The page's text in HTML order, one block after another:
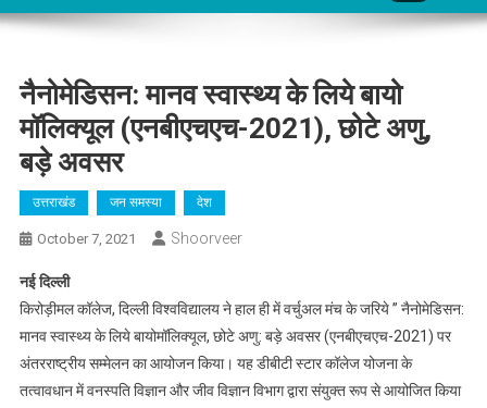
नैनोमेडिसन: मानव स्वास्थ्य के लिये बायो
मॉलिक्यूल (एनबीएचएच-2021), छोटे अणु,
बड़े अवसर
उत्तराखंड जन समस्या देश
October 7, 2021 Shoorveer
नई दिल्ली
किरोड़ीमल कॉलेज, दिल्ली विश्वविद्यालय ने हाल ही में वर्चुअल मंच के जरिये ” नैनोमेडिसन:
मानव स्वास्थ्य के लिये बायोमॉलिक्यूल, छोटे अणु: बड़े अवसर (एनबीएचएच-2021) पर
अंतरराष्ट्रीय सम्मेलन का आयोजन किया। यह डीबीटी स्टार कॉलेज योजना के
तत्वावधान में वनस्पति विज्ञान और जीव विज्ञान विभाग द्वारा संयुक्त रूप से आयोजित किया